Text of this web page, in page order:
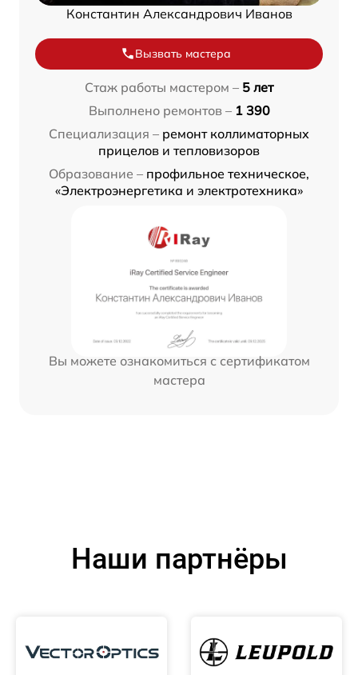
Константин Александрович Иванов
Вызвать мастера
Стаж работы мастером – 5 лет
Выполнено ремонтов – 1 390
Специализация – ремонт коллиматорных
прицелов и тепловизоров
Образование – профильное техническое,
«Электроэнергетика и электротехника»
Вы можете ознакомиться с сертификатом
мастера
Наши партнёры